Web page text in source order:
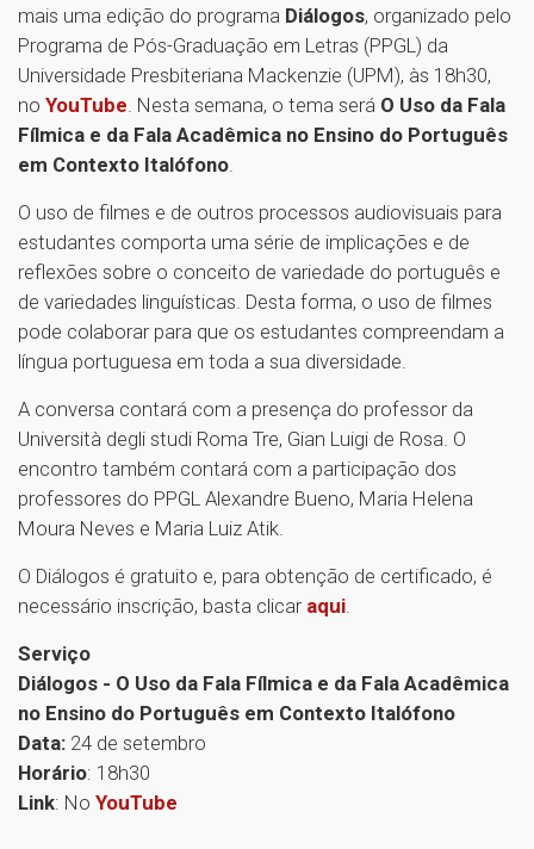
mais uma edição do programa Diálogos, organizado pelo
Programa de Pós-Graduação em Letras (PPGL) da
Universidade Presbiteriana Mackenzie (UPM), às 18h30,
no YouTube. Nesta semana, o tema será O Uso da Fala
Fílmica e da Fala Acadêmica no Ensino do Português
em Contexto Italófono.
O uso de filmes e de outros processos audiovisuais para
estudantes comporta uma série de implicações e de
reflexões sobre o conceito de variedade do português e
de variedades linguísticas. Desta forma, o uso de filmes
pode colaborar para que os estudantes compreendam a
língua portuguesa em toda a sua diversidade.
A conversa contará com a presença do professor da
Università degli studi Roma Tre, Gian Luigi de Rosa. O
encontro também contará com a participação dos
professores do PPGL Alexandre Bueno, Maria Helena
Moura Neves e Maria Luiz Atik.
O Diálogos é gratuito e, para obtenção de certificado, é
necessário inscrição, basta clicar aqui.
Serviço
Diálogos - O Uso da Fala Fílmica e da Fala Acadêmica
no Ensino do Português em Contexto Italófono
Data: 24 de setembro
Horário: 18h30
Link: No YouTube